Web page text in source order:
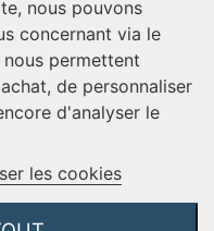
nous pouvons
concernant via le
permettent
de personnaliser
d'analyser le
les cookies